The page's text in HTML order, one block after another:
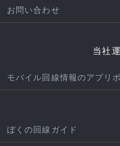
お問い合わせ
当社
モバイル回線情報のアプリポ
ぼくの回線ガイド